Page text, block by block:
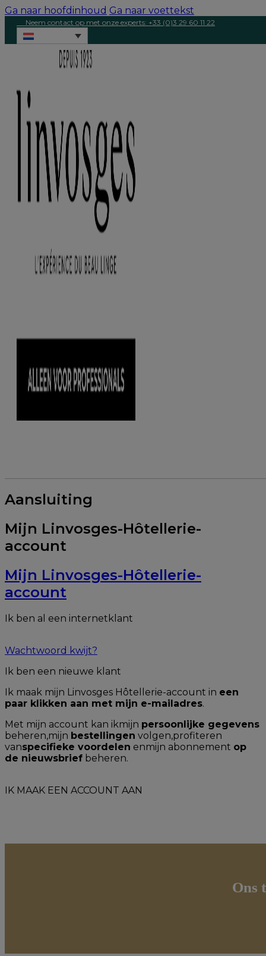
Ga naar hoofdinhoud Ga naar voettekst
Neem contact op met onze experts: +33 (0)3 29 60 11 22
Aansluiting
Mijn Linvosges-Hôtellerie-
account
Mijn Linvosges-Hôtellerie-
account
Ik ben al een internetklant
Wachtwoord kwijt?
Ik ben een nieuwe klant
Ik maak mijn Linvosges Hôtellerie-account in een
paar klikken aan met mijn e-mailadres.
Met mijn account kan ikmijn persoonlijke gegevens
beheren,mijn bestellingen volgen,profiteren
vanspecifieke voordelen enmijn abonnement op
de nieuwsbrief beheren.
IK MAAK EEN ACCOUNT AAN
Ons